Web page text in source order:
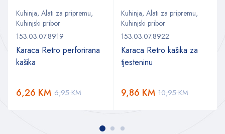
Kuhinja, Alati za pripremu,
Kuhinjski pribor
153.03.07.8919
Karaca Retro perforirana
kašika
6,95KM
6,26 KM
Kuhinja, Alati za pripremu,
Kuhinjski pribor
153.03.07.8922
Karaca Retro kašika za
tjesteninu
10,95KM
9,86 KM